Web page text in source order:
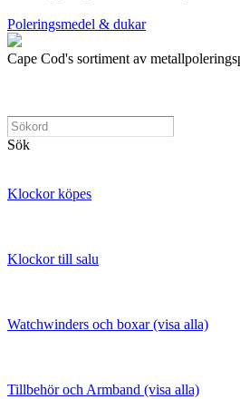
Poleringsmedel & dukar
Cape Cod's sortiment av
Sök
Klockor köpes
Klockor till salu
Watchwinders och boxar (visa alla)
Tillbehör och Armband (visa alla)